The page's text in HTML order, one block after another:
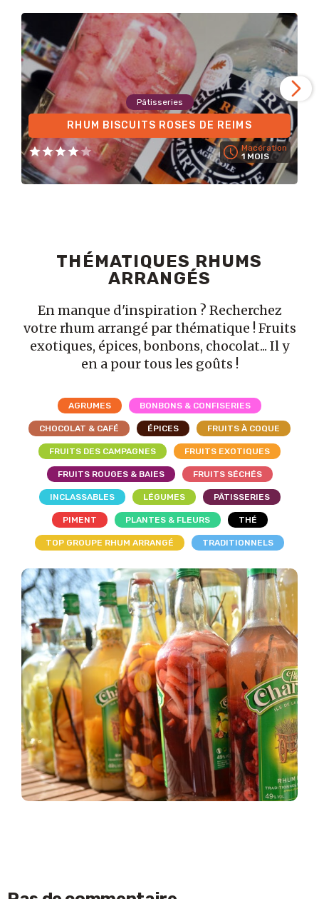
Pâtisseries
RHUM BISCUITS ROSES DE REIMS
Macération
1 MOIS
THÉMATIQUES RHUMS
ARRANGÉS
En manque d'inspiration ? Recherchez
votre rhum arrangé par thématique ! Fruits
exotiques, épices, bonbons, chocolat... Il y
en a pour tous les goûts !
AGRUMES BONBONS & CONFISERIES
CHOCOLAT & CAFÉ ÉPICES FRUITS À COQUE
FRUITS DES CAMPAGNES FRUITS EXOTIQUES
FRUITS ROUGES & BAIES FRUITS SÉCHÉS
INCLASSABLES LÉGUMES PÂTISSERIES
PIMENT PLANTES & FLEURS THÉ
TOP GROUPE RHUM ARRANGÉ TRADITIONNELS